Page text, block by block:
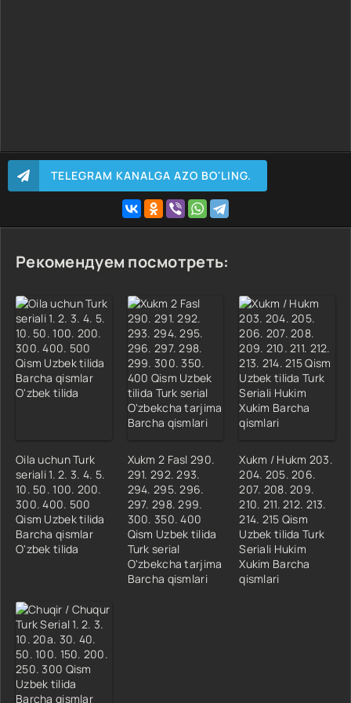
TELEGRAM KANALGA AZO BO'LING.
Рекомендуем посмотреть:
Oila uchun Turk
seriali 1. 2. 3. 4. 5.
10. 50. 100. 200.
300. 400. 500
Qism Uzbek tilida
Barcha qismlar
O'zbek tilida
Xukm 2 Fasl 290.
291. 292. 293.
294. 295. 296.
297. 298. 299.
300. 350. 400
Qism Uzbek tilida
Turk serial
O'zbekcha tarjima
Barcha qismlari
Xukm / Hukm 203.
204. 205. 206.
207. 208. 209.
210. 211. 212. 213.
214. 215 Qism
Uzbek tilida Turk
Seriali Hukim
Xukim Barcha
qismlari